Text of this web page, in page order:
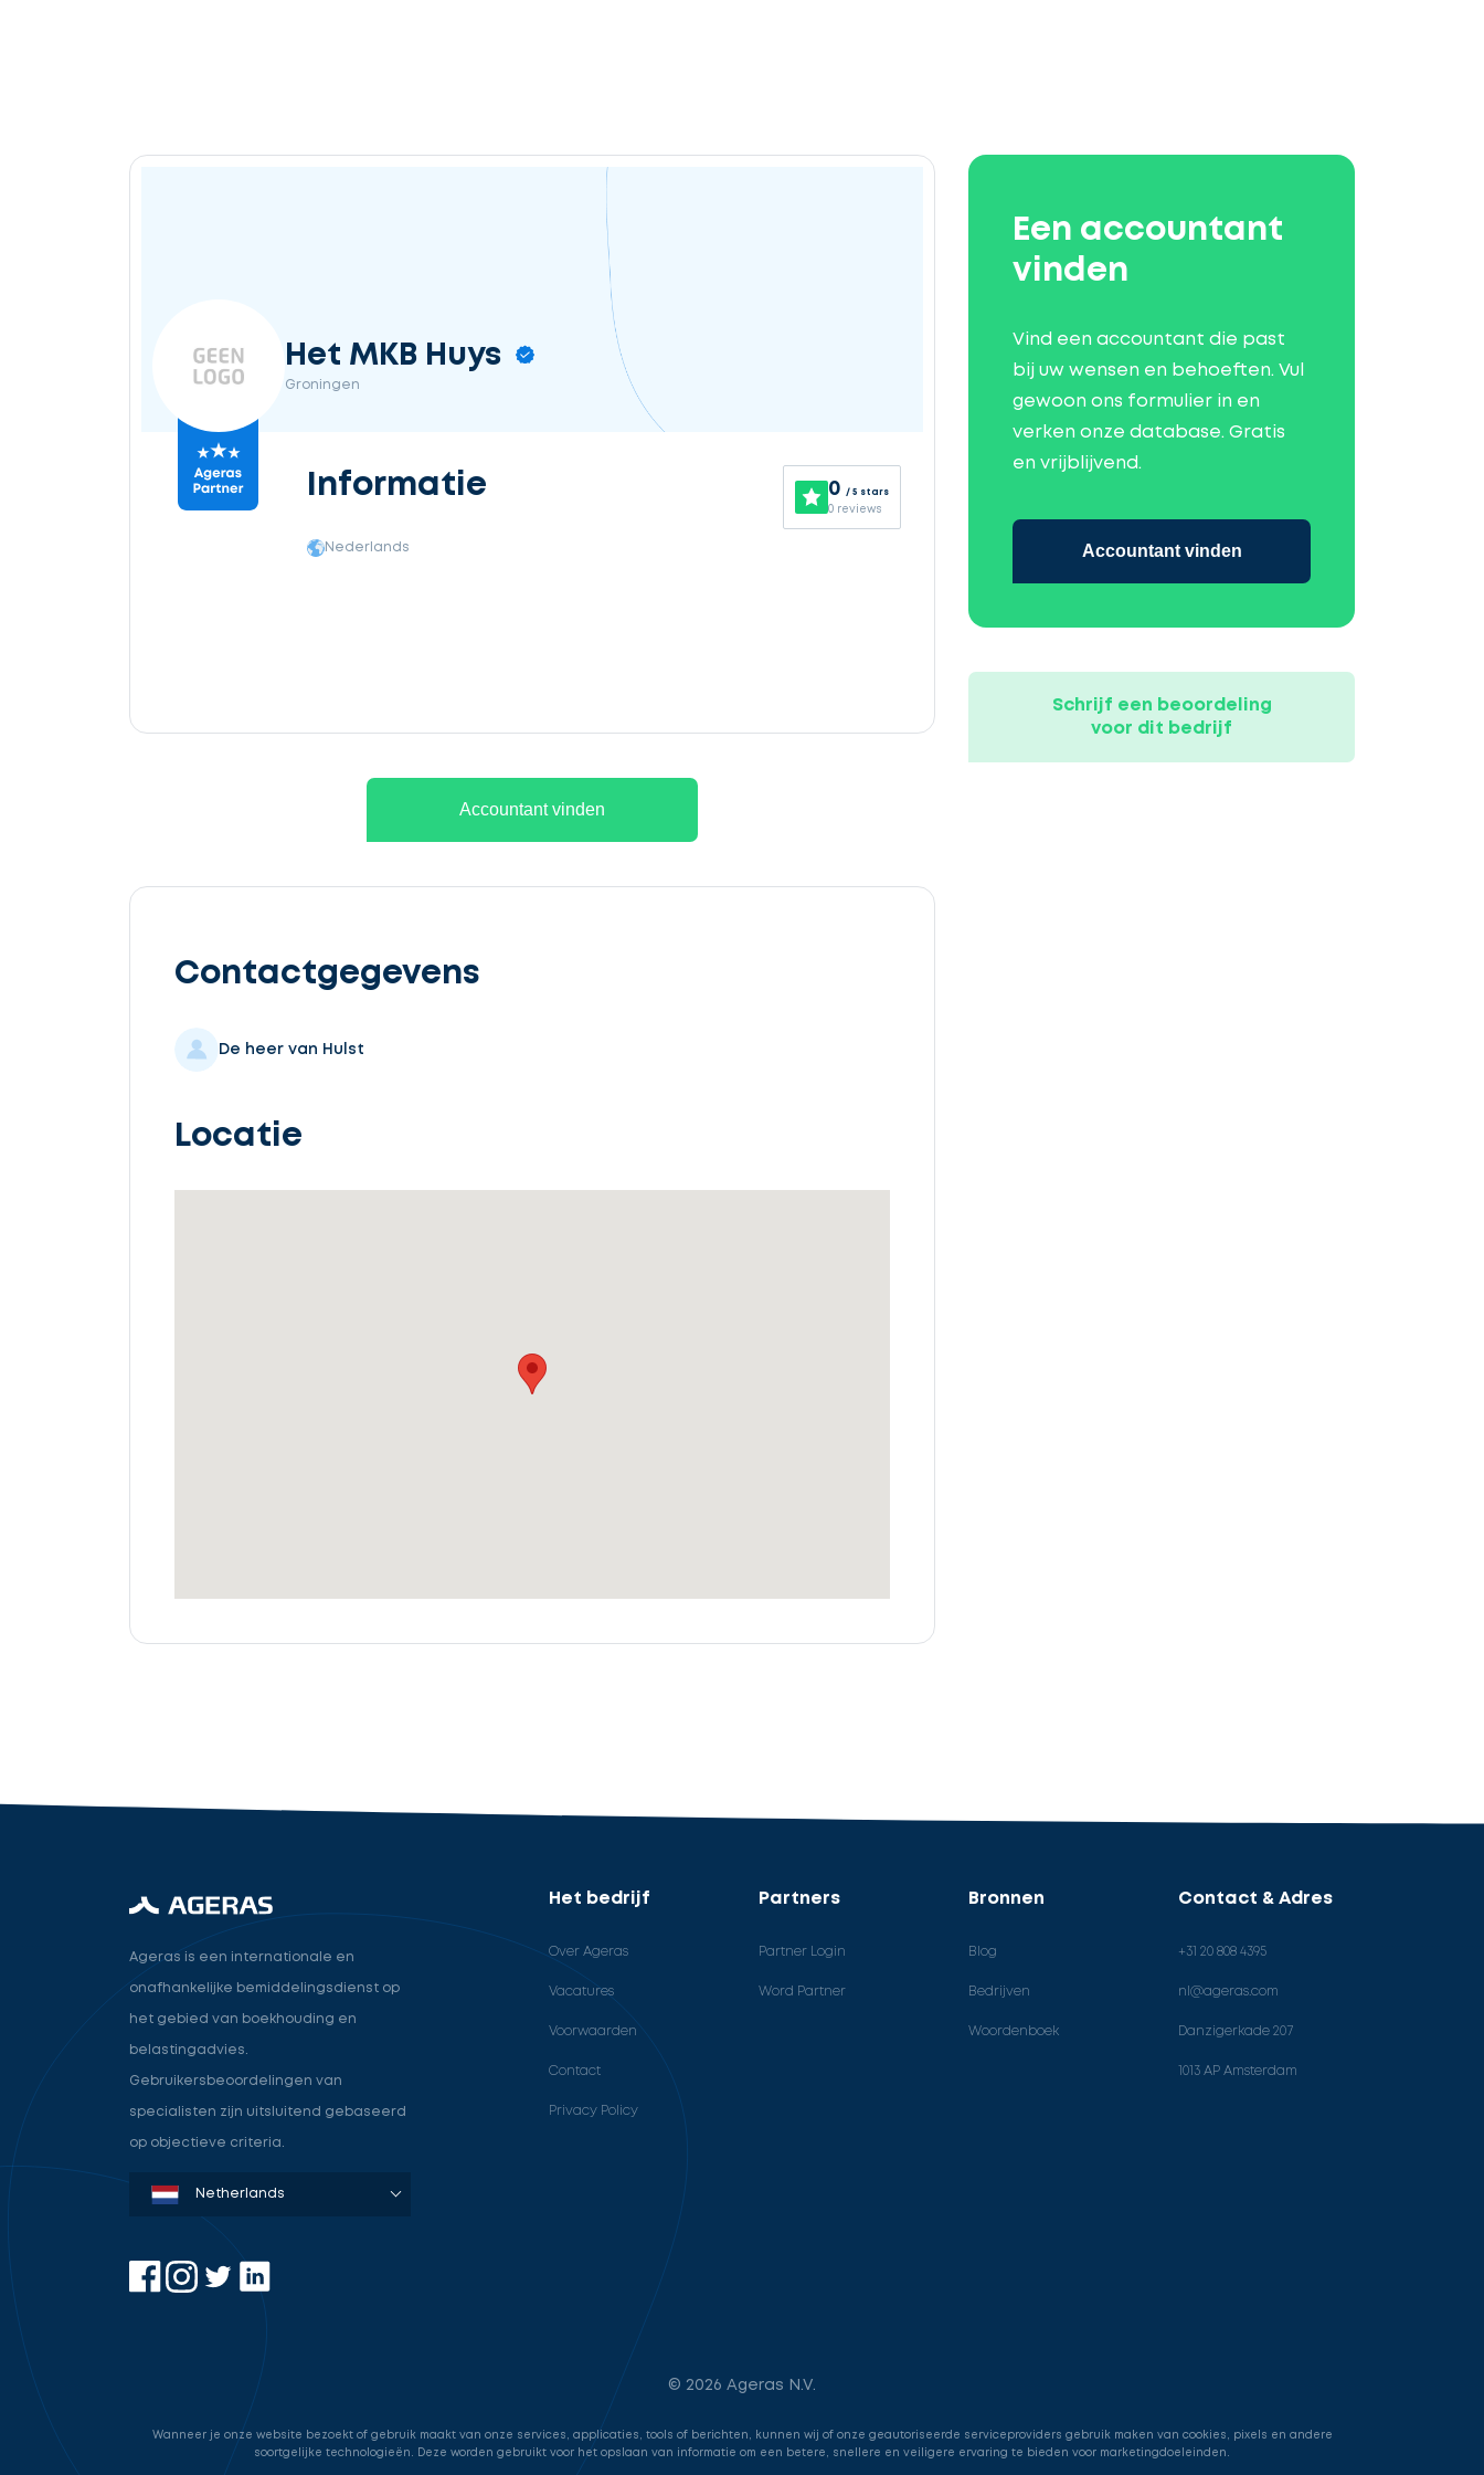
Het MKB Huys
Groningen
0 / 5 stars
0 reviews
Informatie
Nederlands
Accountant vinden
Contactgegevens
De heer van Hulst
Locatie
Een accountant
vinden
Vind een accountant die past
bij uw wensen en behoeften. Vul
gewoon ons formulier in en
verken onze database. Gratis
en vrijblijvend.
Accountant vinden
Schrijf een beoordeling
voor dit bedrijf
cta_box.sub_headline
Ageras is een internationale en
onafhankelijke bemiddelingsdienst op
het gebied van boekhouding en
belastingadvies.
Gebruikersbeoordelingen van
specialisten zijn uitsluitend gebaseerd
op objectieve criteria.
Denmark
Sweden
Norway
Netherlands
Germany
USA
Het bedrijf
Over Ageras
Vacatures
Voorwaarden
Contact
Privacy Policy
Partners
Partner Login
Word Partner
Bronnen
Blog
Bedrijven
Woordenboek
Contact & Adres
+31 20 808 4395
nl@ageras.com
Danzigerkade 207
1013 AP Amsterdam
© 2026 Ageras N.V.
Wanneer je onze website bezoekt of gebruik maakt van onze services, applicaties, tools of berichten, kunnen wij of onze geautoriseerde serviceproviders gebruik maken van cookies, pixels en andere
soortgelijke technologieën. Deze worden gebruikt voor het opslaan van informatie om een betere, snellere en veiligere ervaring te bieden voor marketingdoeleinden.